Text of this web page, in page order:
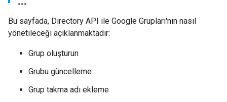
Bu sayfada, Directory API ile Google Grupları'nın nasıl
yönetileceği açıklanmaktadır:
Grup oluşturun
Grubu güncelleme
Grup takma adı ekleme